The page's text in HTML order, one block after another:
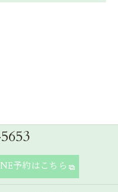
予約はこちら